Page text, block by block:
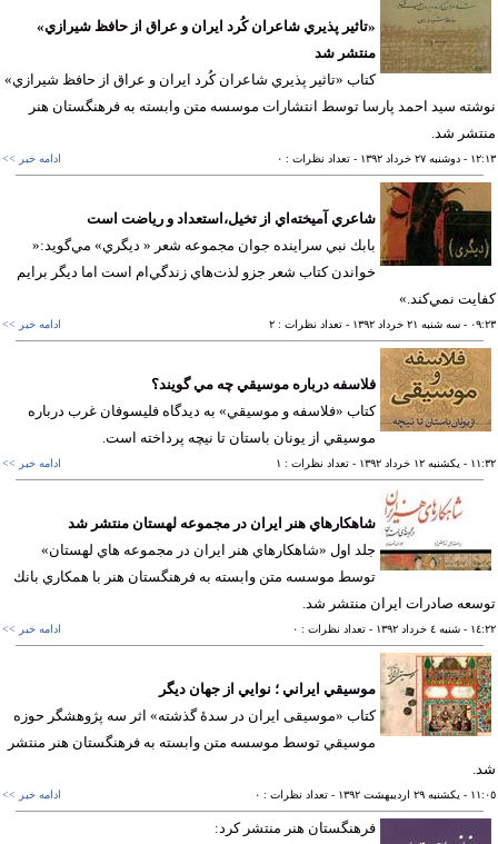
«تاثير پذيري شاعران كُرد ايران و عراق از حافظ شيرازي»
منتشر شد
كتاب «تاثير پذيري شاعران كُرد ايران و عراق از حافظ شيرازي»
سيد احمد پارسا توسط انتشارات موسسه متن وابسته به فرهنگستان هنر
شد.
- دوشنبه ٢٧ خرداد ١٣٩٢ - تعداد نظرات : ٠ ادامه خبر >>
شاعري آميخته‌اي از تخيل،استعداد و رياضت است
بابك نبي سراينده جوان مجموعه شعر « ديگري» مي‌گويد:«
خواندن كتاب شعر جزو لذت‌هاي زندگي‌ام است اما ديگر برايم
نمي‌كند.»
- سه شنبه ٢١ خرداد ١٣٩٢ - تعداد نظرات : ٢ ادامه خبر >>
فلاسفه درباره موسيقي چه مي گويند؟
كتاب «فلاسفه و موسيقي» به ديدگاه فليسوفان غرب درباره
موسيقي از يونان باستان تا نيچه پرداخته است.
- يکشنبه ١٢ خرداد ١٣٩٢ - تعداد نظرات : ١ ادامه خبر >>
شاهكارهاي هنر ايران در مجموعه لهستان منتشر شد
جلد اول «شاهكارهاي ‌هنر ايران در مجموعه هاي لهستان»
توسط موسسه متن وابسته به فرهنگستان هنر با همكاري بانك
صادرات ايران منتشر شد.
- شنبه ٤ خرداد ١٣٩٢ - تعداد نظرات : ٠ ادامه خبر >>
موسيقي ايراني ؛ نوايي از جهان ديگر
كتاب «موسیقی ايران در سدۀ گذشته» اثر سه پژوهشگر حوزه
موسيقي توسط موسسه متن وابسته به فرهنگستان هنر منتشر
- يکشنبه ٢٩ ارديبهشت ١٣٩٢ - تعداد نظرات : ٠ ادامه خبر >>
فرهنگستان هنر منتشر كرد: